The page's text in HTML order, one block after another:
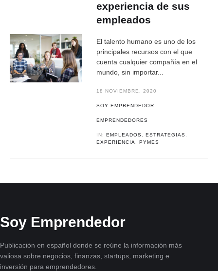
experiencia de sus
empleados
El talento humano es uno de los
principales recursos con el que
cuenta cualquier compañía en el
mundo, sin importar...
18 NOVIEMBRE, 2020
SOY EMPRENDEDOR
EMPRENDEDORES
IN:EMPLEADOS ,ESTRATEGIAS
EXPERIENCIA
,PYMES
Soy Emprendedor
Publicación en español donde se reúne la información más
valiosa sobre negocios, finanzas, startups, marketing e
inversión para emprendedores.